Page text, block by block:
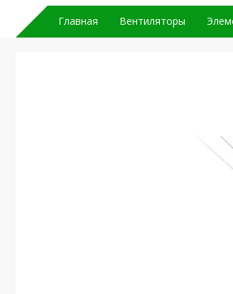
Главная Вентиляторы